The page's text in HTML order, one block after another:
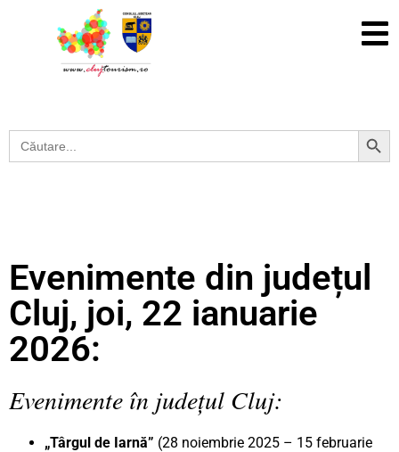
Search
for:
Search Button
Evenimente din județul
Cluj, joi, 22 ianuarie
2026:
Evenimente în județul Cluj:
„Târgul de Iarnă” (28 noiembrie 2025 – 15 februarie